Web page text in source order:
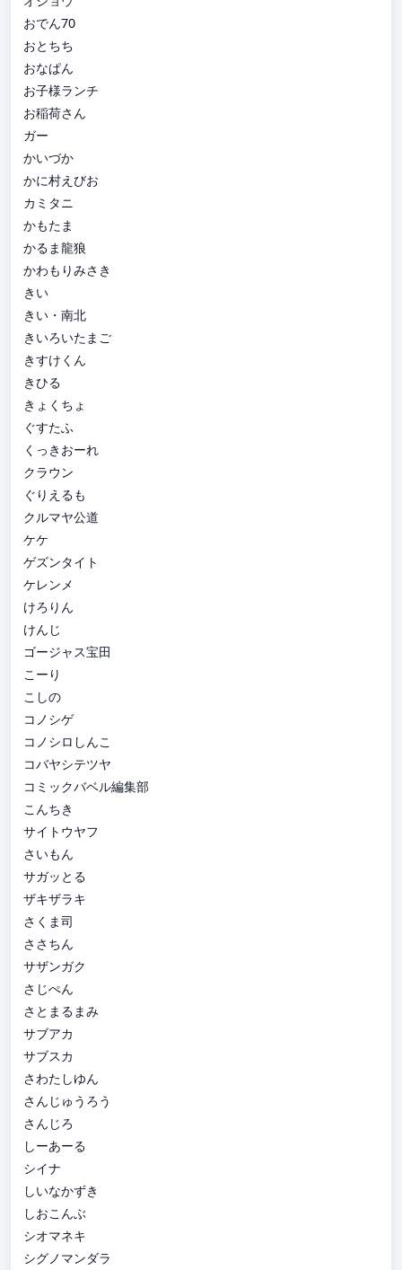
おでん70
おとちち
おなぱん
お子様ランチ
お稲荷さん
ガー
かいづか
かに村えびお
カミタニ
かもたま
かるま龍狼
かわもりみさき
きい
きい・南北
きいろいたまご
きすけくん
きひる
きょくちょ
ぐすたふ
くっきおーれ
クラウン
ぐりえるも
クルマヤ公道
ケケ
ゲズンタイト
ケレンメ
けろりん
けんじ
ゴージャス宝田
こーり
こしの
コノシゲ
コノシロしんこ
コバヤシテツヤ
コミックバベル編集部
こんちき
サイトウヤフ
さいもん
サガッとる
ザキザラキ
さくま司
ささちん
サザンガク
さじぺん
さとまるまみ
サブアカ
サブスカ
さわたしゆん
さんじゅうろう
さんじろ
しーあーる
シイナ
しいなかずき
しおこんぶ
シオマネキ
シグノマンダラ